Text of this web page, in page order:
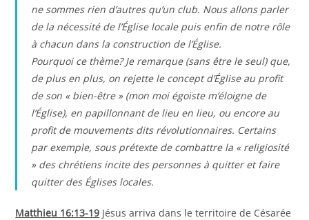
ne sommes rien d’autres qu’un club. Nous allons parler
de la nécessité de l’Église locale puis enfin de notre rôle
à chacun dans la construction de l’Église.
Pourquoi ce thème? Je remarque (sans être le seul) que,
de plus en plus, on rejette le concept d’Église au profit
de son « bien-être » (mon moi égoïste m’éloigne de
l’Église), en papillonnant de lieu en lieu, ou encore au
profit de mouvements dits révolutionnaires. Certains
par exemple, sous prétexte de combattre la « religiosité
» des chrétiens incite des personnes à quitter et faire
quitter des Églises locales.
Matthieu 16:13-19 Jésus arriva dans le territoire de Césarée